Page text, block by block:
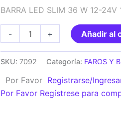
BARRA LED SLIM 36 W 12-
-
LED
W
12-
+ Añadir al
SKU:7092 Categoría: FAROS Y
Por Favor Registrarse/
Por Favor Regístrese para